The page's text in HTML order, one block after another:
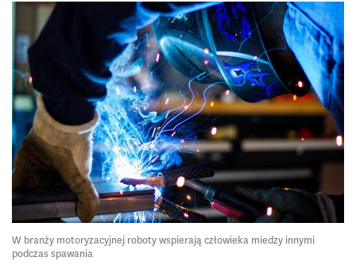
W branży motoryzacyjnej roboty wspierają człowieka miedzy innymi
podczas spawania